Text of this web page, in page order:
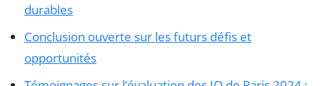
durables
Conclusion ouverte sur les futurs défis et
opportunités